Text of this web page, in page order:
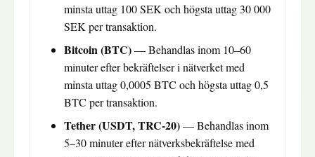
minsta uttag 100 SEK och högsta uttag 30 000
SEK per transaktion.
Bitcoin (BTC)— Behandlas inom 10–60
minuter efter bekräftelser i nätverket med
minsta uttag 0,0005 BTC och högsta uttag 0,5
BTC per transaktion.
Tether (USDT, TRC-20)— Behandlas inom
5–30 minuter efter nätverksbekräftelse med